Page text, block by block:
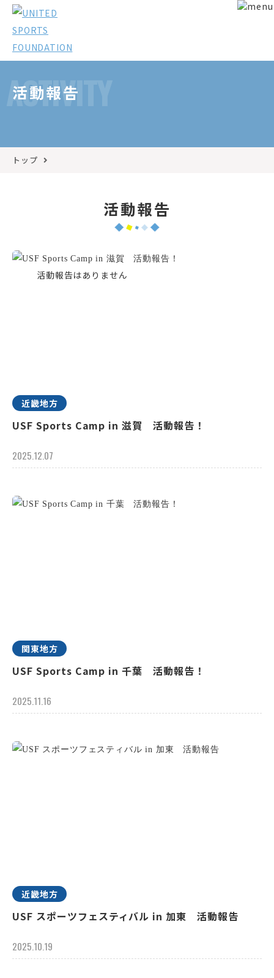
ACTIVITY
活動報告
トップ
活動報告
近畿地方
USF Sports Camp in 滋賀 活動報告！
2025.12.07
関東地方
USF Sports Camp in 千葉 活動報告！
2025.11.16
近畿地方
USF スポーツフェスティバル in 加東 活動報告
2025.10.19